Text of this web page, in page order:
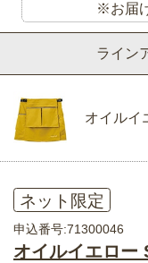
ライ
オイルイ
ネット限定
申込番号:71300046
オイルイエロー
※お届